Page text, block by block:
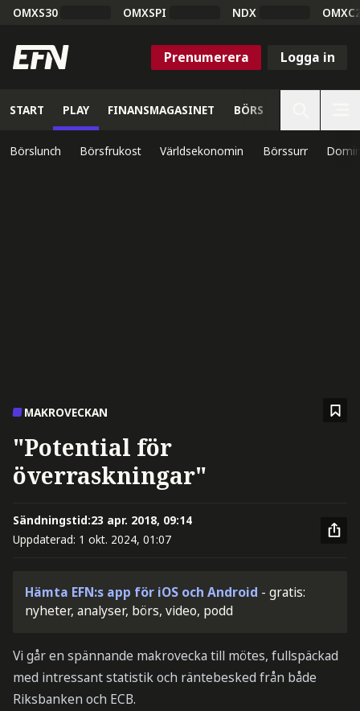
OMXS30 OMXSPI NDX
Prenumerera Logga in
START PLAY FINANSMAGASINET BÖRS
Börslunch Börsfrukost Världsekonomin Börssurr
MAKROVECKAN
"Potential för
överraskningar"
Sändningstid:23 apr. 2018, 09:14
Uppdaterad: 1 okt. 2024, 01:07
Hämta EFN:s app för iOS och Android - gratis:
nyheter, analyser, börs, video, podd
Vi går en spännande makrovecka till mötes, fullspäckad
med intressant statistik och räntebesked från både
Riksbanken och ECB.